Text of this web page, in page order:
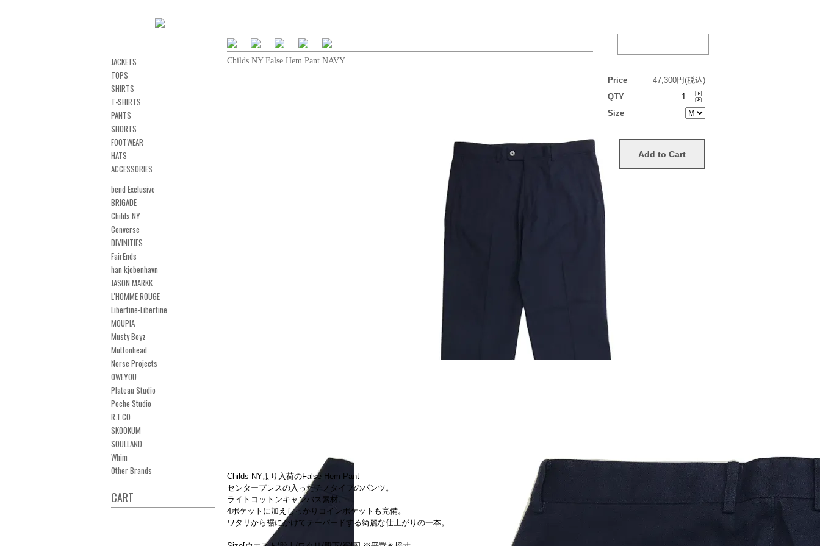
JACKETS
TOPS
SHIRTS
T-SHIRTS
PANTS
SHORTS
FOOTWEAR
HATS
ACCESSORIES
bend Exclusive
BRIGADE
Childs NY
Converse
DIVINITIES
FairEnds
han kjobenhavn
JASON MARKK
L'HOMME ROUGE
Libertine-Libertine
MOUPIA
Musty Boyz
Muttonhead
Norse Projects
OWEYOU
Plateau Studio
Poche Studio
R.T.CO
SKOOKUM
SOULLAND
Whim
Other Brands
CART
Childs NY False Hem Pant NAVY
Price
47,300円(税込)
QTY
Size
Childs NYより入荷のFalse Hem Pant
センタープレスの入ったチノタイプのパンツ。
ライトコットンキャンバス素材。
4ポケットに加えしっかりコインポケットも完備。
ワタリから裾にかけてテーパードする綺麗な仕上がりの一本。